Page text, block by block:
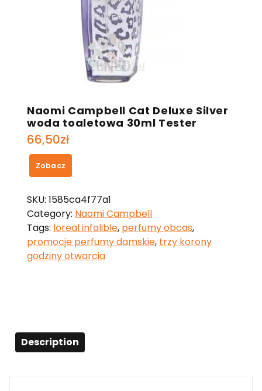
Naomi Campbell Cat Deluxe Silver
woda toaletowa 30ml Tester
66,50zł
Zobacz
SKU: 1585ca4f77a1
Category: Naomi Campbell
Tags: loreal infalible, perfumy obcas,
promocje perfumy damskie, trzy korony
godziny otwarcia
Description